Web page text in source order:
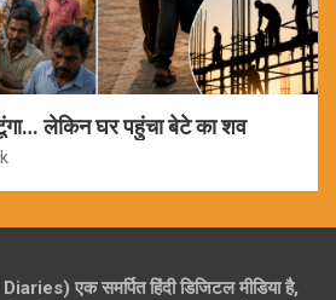
लेकिन घर पहुंचा बेटे का शव
एक समर्पित हिंदी डिजिटल मीडिया है,